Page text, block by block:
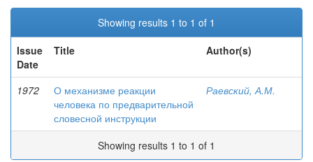
Showing results 1 to 1 of 1
Issue
Date
Title Author(s)
1972
О механизме реакции
человека по предварительной
словесной инструкции
Раевский, А.М.
Showing results 1 to 1 of 1